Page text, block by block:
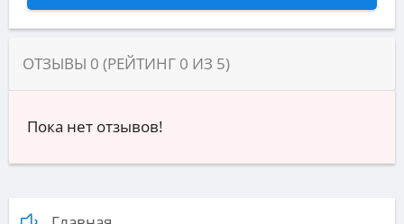
ОТЗЫВЫ 0 (РЕЙТИНГ 0 ИЗ 5)
Пока нет отзывов!